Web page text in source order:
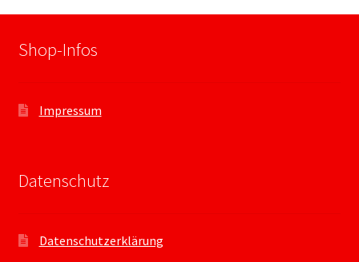
Shop-Infos
Impressum
Datenschutz
Datenschutzerklärung